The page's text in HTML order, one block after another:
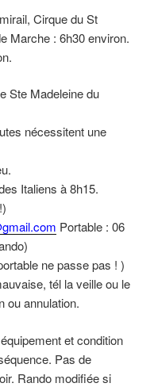
Cirque du St
Marche : 6h30 environ.
Ste Madeleine du
nécessitent une
Italiens à 8h15.
Portable : 06
ne passe pas ! )
tél la veille ou le
ou annulation.
et condition
Pas de
Rando modifiée si